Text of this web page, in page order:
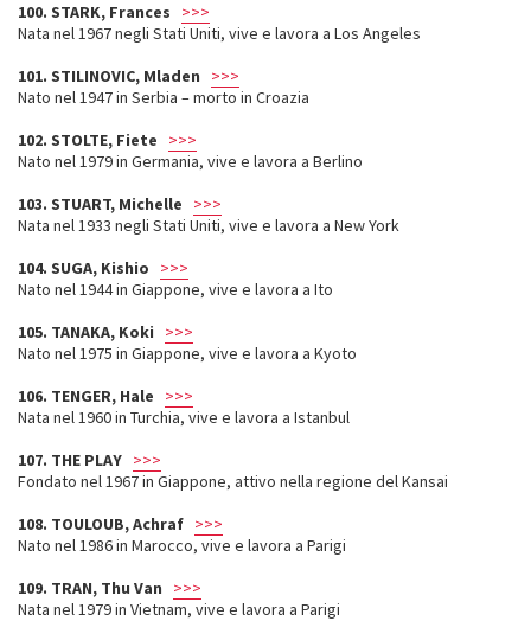
100. STARK, Frances >>>
Nata nel 1967 negli Stati Uniti, vive e lavora a Los Angeles
101. STILINOVIC, Mladen
>>>
Nato nel 1947 in Serbia – morto in Croazia
102. STOLTE, Fiete >>>
Nato nel 1979 in Germania, vive e lavora a Berlino
103. STUART, Michelle >>>
Nata nel 1933 negli Stati Uniti, vive e lavora a New York
104. SUGA, Kishio >>>
Nato nel 1944 in Giappone, vive e lavora a Ito
105. TANAKA, Koki
>>>
Nato nel 1975 in Giappone, vive e lavora a Kyoto
106. TENGER, Hale >>>
Nata nel 1960 in Turchia, vive e lavora a Istanbul
107. THE PLAY >>>
Fondato nel 1967 in Giappone, attivo nella regione del Kansai
108. TOULOUB, Achraf >>>
Nato nel 1986 in Marocco, vive e lavora a Parigi
109. TRAN, Thu Van >>>
Nata nel 1979 in Vietnam, vive e lavora a Parigi